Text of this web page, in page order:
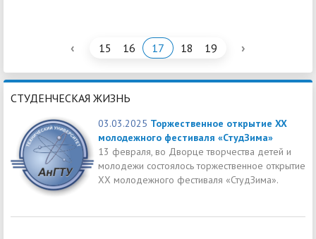
‹ 15 16 17 18 19 ›
СТУДЕНЧЕСКАЯ ЖИЗНЬ
03.03.2025 Торжественное открытие XX
молодежного фестиваля «СтудЗима»
13 февраля, во Дворце творчества детей и
молодежи состоялось торжественное открытие
XX молодежного фестиваля «СтудЗима».